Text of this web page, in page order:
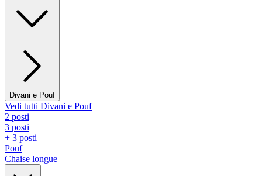
Divani e Pouf
Vedi tutti Divani e Pouf
2 posti
3 posti
+ 3 posti
Pouf
Chaise longue